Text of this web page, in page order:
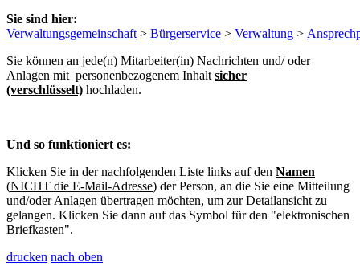
Sie sind hier:
Verwaltungsgemeinschaft > Bürgerservice > Verwaltung >
Sie können an jede(n) Mitarbeiter(in) Nachrichten und/ oder
Anlagen mit personenbezogenem Inhalt sicher
(verschlüsselt) hochladen.
Und so funktioniert es:
Klicken Sie in der nachfolgenden Liste links auf den Namen
(NICHT die E-Mail-Adresse) der Person, an die Sie eine Mitteilung
und/oder Anlagen übertragen möchten, um zur Detailansicht zu
gelangen. Klicken Sie dann auf das Symbol für den "elektronischen
Briefkasten".
drucken nach oben